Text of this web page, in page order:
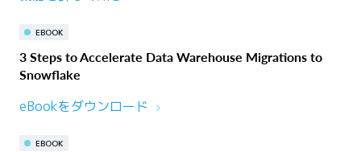
EBOOK
3 Steps to Accelerate Data Warehouse Migrations to
Snowflake
eBookをダウンロード
EBOOK